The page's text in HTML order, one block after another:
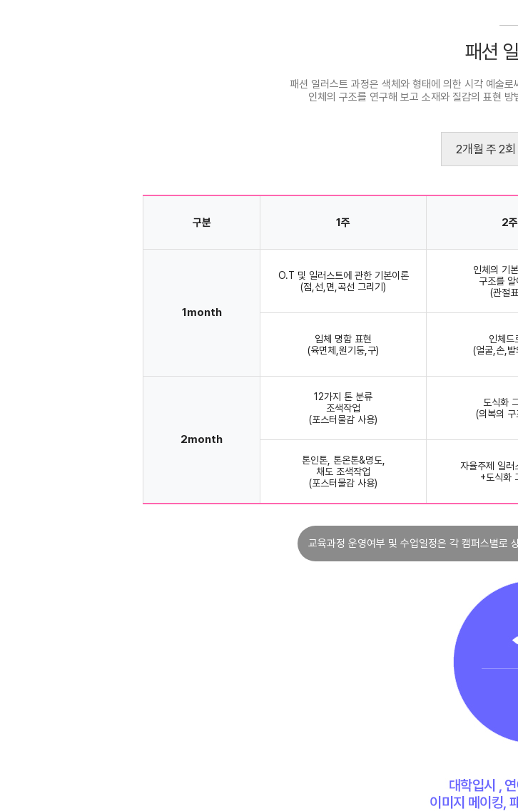
패션
패션 일러스트 과정은 색체와 형태에 의한 시각 예술
인체의 구조를 연구해 보고 소재와 질감의 표현
2개월 주 2회
구분 1주 2주
1month
O.T 및 일러스트에 관한 기본이론
(점,선,면,곡선 그리기)
인체의 기
구조를 알
(관절
입체 명함 표현
(육면체,원기둥,구)
인체드
(얼굴,손,발
2month
12가지 톤 분류
조색작업
(포스터물감 사용)
도식화
(의복의 구
톤인톤, 톤온톤&명도,
채도 조색작업
(포스터물감 사용)
자율주제 일러
+도식화
교육과정 운영여부 및 수업일정은 각 캠퍼스별로